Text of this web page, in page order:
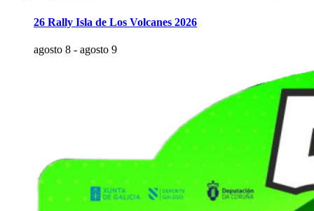
26 Rally Isla de Los Volcanes 2026
agosto 8 - agosto 9